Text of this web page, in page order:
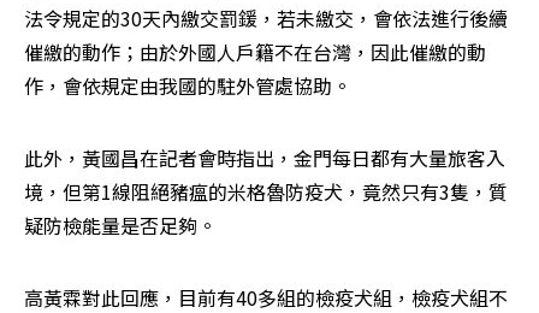
法令規定的30天內繳交罰鍰，若未繳交，會依法進行後續
催繳的動作；由於外國人戶籍不在台灣，因此催繳的動
作，會依規定由我國的駐外管處協助。
此外，黃國昌在記者會時指出，金門每日都有大量旅客入
境，但第1線阻絕豬瘟的米格魯防疫犬，竟然只有3隻，質
疑防檢能量是否足夠。
高黃霖對此回應，目前有40多組的檢疫犬組，檢疫犬組不